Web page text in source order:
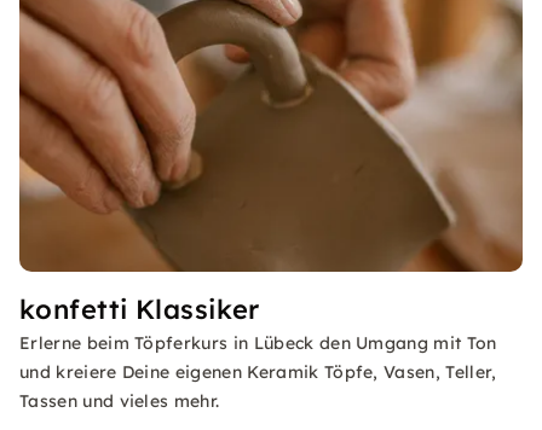
konfetti Klassiker
Erlerne beim Töpferkurs in Lübeck den Umgang mit Ton
und kreiere Deine eigenen Keramik Töpfe, Vasen, Teller,
Tassen und vieles mehr.